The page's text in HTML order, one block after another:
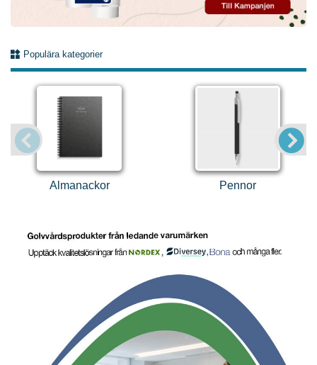
Populära kategorier
Almanackor Pennor